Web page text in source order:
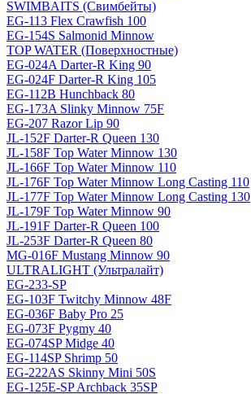
SWIMBAITS (Свимбейты)
EG-113 Flex Crawfish 100
EG-154S Salmonid Minnow
TOP WATER (Поверхностные)
EG-024A Darter-R King 90
EG-024F Darter-R King 105
EG-112B Hunchback 80
EG-173A Slinky Minnow 75F
EG-207 Razor Lip 90
JL-152F Darter-R Queen 130
JL-158F Top Water Minnow 130
JL-166F Top Water Minnow 110
JL-176F Top Water Minnow Long Casting 110
JL-177F Top Water Minnow Long Casting 130
JL-179F Top Water Minnow 90
JL-191F Darter-R Queen 100
JL-253F Darter-R Queen 80
MG-016F Mustang Minnow 90
ULTRALIGHT (Ультралайт)
EG-233-SP
EG-103F Twitchy Minnow 48F
EG-036F Baby Pro 25
EG-073F Pygmy 40
EG-074SP Midge 40
EG-114SP Shrimp 50
EG-222AS Skinny Mini 50S
EG-125E-SP Archback 35SP